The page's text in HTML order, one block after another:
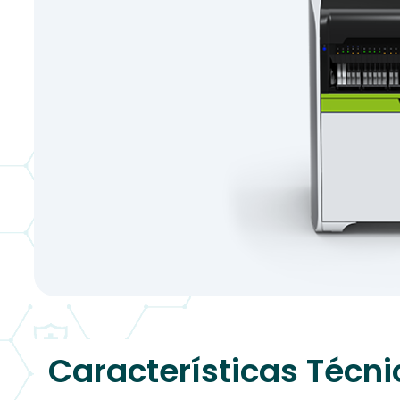
Características